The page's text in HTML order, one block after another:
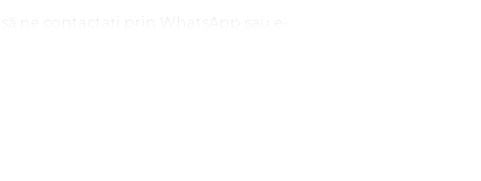
ne contactați prin WhatsApp sau e-
Observații în care să specificați
detaliile.